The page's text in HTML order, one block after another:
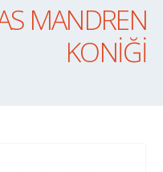
MANDREN
KONİĞİ